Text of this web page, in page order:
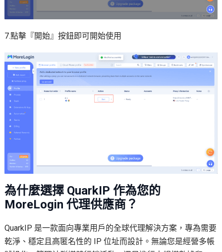
7.點擊『開始』按鈕即可開始使用
為什麼選擇 QuarkIP 作為您的
MoreLogin 代理供應商？
QuarkIP 是一款面向專業用戶的全球代理解決方案，專為需要
乾淨、穩定且高匿名性的 IP 位址而設計。無論您是經營多帳